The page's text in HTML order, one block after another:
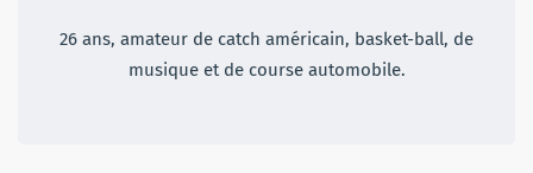
26 ans, amateur de catch américain, basket-ball, de
musique et de course automobile.